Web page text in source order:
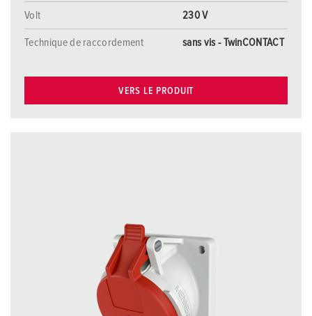
Volt 230 V
Technique de raccordement sans vis - TwinCONTACT
VERS LE PRODUIT